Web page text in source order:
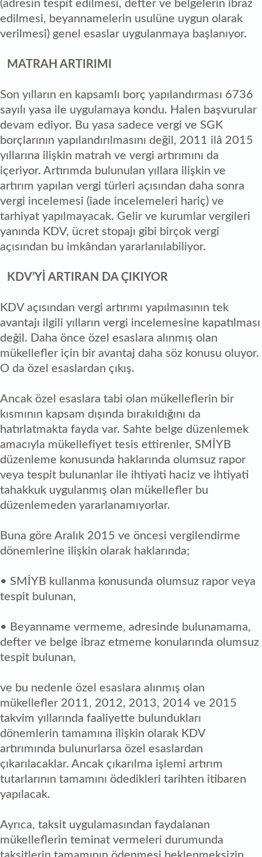
(adresin tespit edilmesi, defter ve belgelerin ibraz
edilmesi, beyannamelerin usulüne uygun olarak
verilmesi) genel esaslar uygulanmaya başlanıyor.
MATRAH ARTIRIMI
Son yılların en kapsamlı borç yapılandırması 6736
sayılı yasa ile uygulamaya kondu. Halen başvurular
devam ediyor. Bu yasa sadece vergi ve SGK
borçlarının yapılandırılmasını değil, 2011 ilâ 2015
yıllarına ilişkin matrah ve vergi artırımını da
içeriyor. Artırımda bulunulan yıllara ilişkin ve
artırım yapılan vergi türleri açısından daha sonra
vergi incelemesi (iade incelemeleri hariç) ve
tarhiyat yapılmayacak. Gelir ve kurumlar vergileri
yanında KDV, ücret stopajı gibi birçok vergi
açısından bu imkândan yararlanılabiliyor.
KDV’Yİ ARTIRAN DA ÇIKIYOR
KDV açısından vergi artırımı yapılmasının tek
avantajı ilgili yılların vergi incelemesine kapatılması
değil. Daha önce özel esaslara alınmış olan
mükellefler için bir avantaj daha söz konusu oluyor.
O da özel esaslardan çıkış.
Ancak özel esaslara tabi olan mükelleflerin bir
kısmının kapsam dışında bırakıldığını da
hatırlatmakta fayda var. Sahte belge düzenlemek
amacıyla mükellefiyet tesis ettirenler, SMİYB
düzenleme konusunda haklarında olumsuz rapor
veya tespit bulunanlar ile ihtiyati haciz ve ihtiyati
tahakkuk uygulanmış olan mükellefler bu
düzenlemeden yararlanamıyorlar.
Buna göre Aralık 2015 ve öncesi vergilendirme
dönemlerine ilişkin olarak haklarında;
• SMİYB kullanma konusunda olumsuz rapor veya
tespit bulunan,
• Beyanname vermeme, adresinde bulunamama,
defter ve belge ibraz etmeme konularında olumsuz
tespit bulunan,
ve bu nedenle özel esaslara alınmış olan
mükellefler 2011, 2012, 2013, 2014 ve 2015
takvim yıllarında faaliyette bulundukları
dönemlerin tamamına ilişkin olarak KDV
artırımında bulunurlarsa özel esaslardan
çıkarılacaklar. Ancak çıkarılma işlemi artırım
tutarlarının tamamını ödedikleri tarihten itibaren
yapılacak.
Ayrıca, taksit uygulamasından faydalanan
mükelleflerin teminat vermeleri durumunda